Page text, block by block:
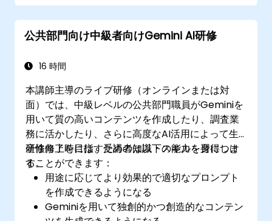
公共部門向け中級者向けGemini AI研修
16 時間
本講師主導のライブ研修（オンラインまたは対
面）では、中級レベルの公共部門職員がGeminiを
用いて質の高いコンテンツを作成したり、調査業
務に活かしたり、さらに高度なAI活用によって生
産性向上を目指すための知識・スキルを習得しま
す。
研修修了時には、受講者は以下の能力を身につけ
ることができます：
用途に応じてより効果的で適切なプロンプト
を作成できるようになる
Geminiを用いて独創的かつ創造的なコンテン